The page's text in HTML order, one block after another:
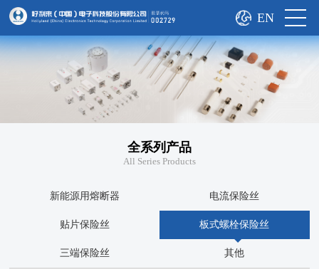
EN
全系列产品
All Series Products
新能源用熔断器 电流保险丝
贴片保险丝 板式螺栓保险丝
三端保险丝 其他